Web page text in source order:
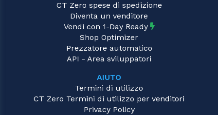
CT Zero spese di spedizione
Diventa un venditore
Vendi con 1-Day Ready
Shop Optimizer
Prezzatore automatico
API - Area sviluppatori
AIUTO
Termini di utilizzo
CT Zero Termini di utilizzo per venditori
Privacy Policy